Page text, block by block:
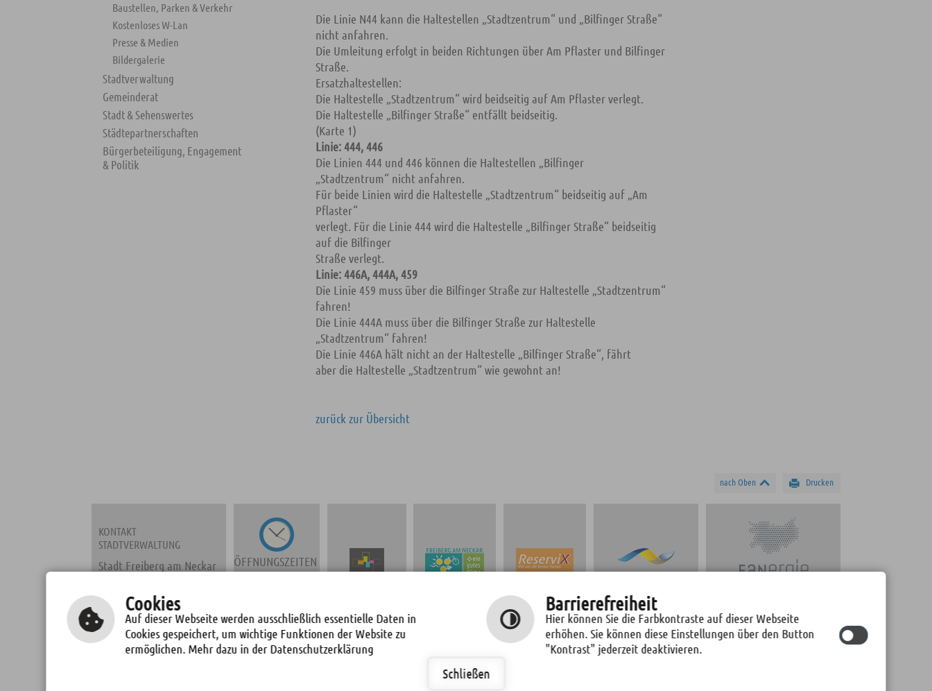
Baustellen, Parken & Verkehr
Kostenloses W-Lan
Presse & Medien
Bildergalerie
Stadtverwaltung
Gemeinderat
Stadt & Sehenswertes
Städtepartnerschaften
Bürgerbeteiligung, Engagement
& Politik
Die Linie N44 kann die Haltestellen „Stadtzentrum“ und „Bilfinger Straße“
nicht anfahren.
Die Umleitung erfolgt in beiden Richtungen über Am Pflaster und Bilfinger
Straße.
Ersatzhaltestellen:
Die Haltestelle „Stadtzentrum“ wird beidseitig auf Am Pflaster verlegt.
Die Haltestelle „Bilfinger Straße“ entfällt beidseitig.
(Karte 1)
Linie: 444, 446
Die Linien 444 und 446 können die Haltestellen „Bilfinger
„Stadtzentrum“ nicht anfahren.
Für beide Linien wird die Haltestelle „Stadtzentrum“ beidseitig auf „Am
Pflaster“
verlegt. Für die Linie 444 wird die Haltestelle „Bilfinger Straße“ beidseitig
auf die Bilfinger
Straße verlegt.
Linie: 446A, 444A, 459
Die Linie 459 muss über die Bilfinger Straße zur Haltestelle „Stadtzentrum“
fahren!
Die Linie 444A muss über die Bilfinger Straße zur Haltestelle
„Stadtzentrum“ fahren!
Die Linie 446A hält nicht an der Haltestelle „Bilfinger Straße“, fährt
aber die Haltestelle „Stadtzentrum“ wie gewohnt an!
zurück zur Übersicht
Drucken
nach Oben
KONTAKT
STADTVERWALTUNG
Stadt Freiberg am Neckar
71691 Freiberg a. N.
Fon: 07141/278-0
Fax: 07141/278137
E-Mail schreiben
ÖFFNUNGSZEITEN
TERMINE
PARET-SCHULE
TICKETS
KULTURPROGRAMM
"FREIBERGER
REIHE"
STADTBAD FREIBERG
Cookies
Auf dieser Webseite werden ausschließlich essentielle Daten in
Cookies gespeichert, um wichtige Funktionen der Website zu
ermöglichen. Mehr dazu in der Datenschutzerklärung
Barrierefreiheit
Hier können Sie die Farbkontraste auf dieser Webseite
erhöhen. Sie können diese Einstellungen über den Button
"Kontrast" jederzeit deaktivieren.
Schließen